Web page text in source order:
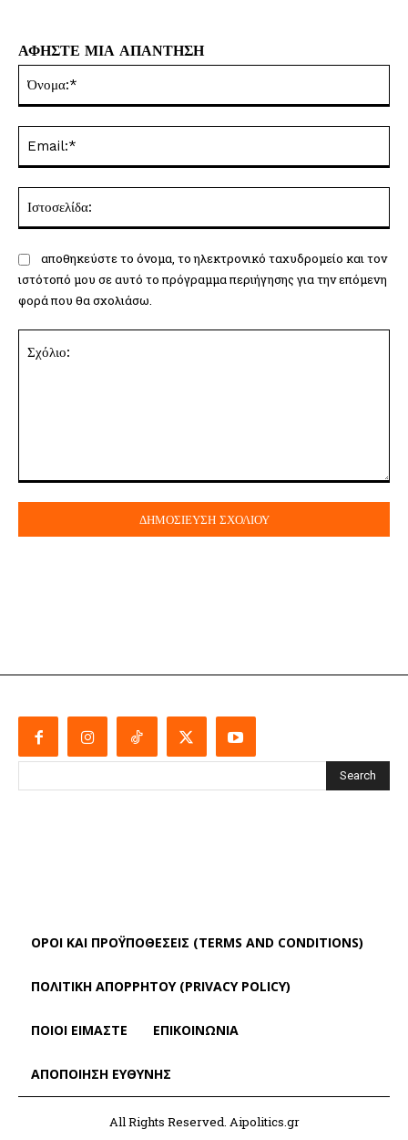
ΑΦΗΣΤΕ ΜΙΑ ΑΠΑΝΤΗΣΗ
αποθηκεύστε το όνομα, το ηλεκτρονικό ταχυδρομείο και τον
ιστότοπό μου σε αυτό το πρόγραμμα περιήγησης για την επόμενη
φορά που θα σχολιάσω.
Search
ΌΡΟΙ ΚΑΙ ΠΡΟΫΠΟΘΈΣΕΙΣ (TERMS AND CONDITIONS)
ΠΟΛΙΤΙΚΗ ΑΠΟΡΡΗΤΟΥ (PRIVACY POLICY)
ΠΟΙΟΙ ΕΙΜΑΣΤΕ ΕΠΙΚΟΙΝΩΝΙΑ
ΑΠΟΠΟΊΗΣΗ ΕΥΘΎΝΗΣ
All Rights Reserved. Aipolitics.gr